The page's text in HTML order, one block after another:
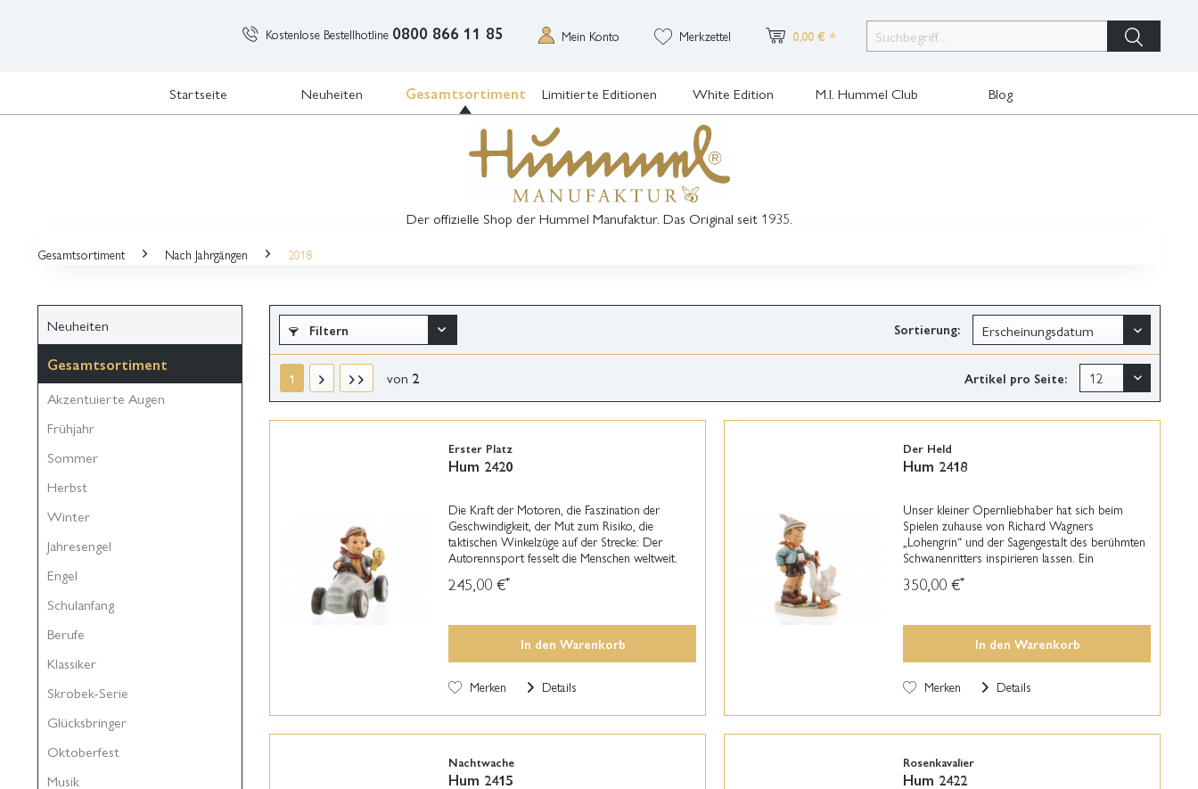
Kostenlose Bestellhotline 0800 866 11 85 Mein Konto Merkzettel 0,00 € *
Startseite Neuheiten Gesamtsortiment Limitierte Editionen White Edition M.I. Hummel Club Blog
Der offizielle Shop der Hummel Manufaktur. Das Original seit 1935.
Gesamtsortiment Nach Jahrgängen 2018
Neuheiten
Gesamtsortiment
Akzentuierte Augen
Frühjahr
Sommer
Herbst
Winter
Jahresengel
Engel
Schulanfang
Berufe
Klassiker
Skrobek-Serie
Glücksbringer
Oktoberfest
Musik
Filtern Sortierung:
1 von 2 Artikel pro Seite:
Erster Platz
Hum 2420
Die Kraft der Motoren, die Faszination der
Geschwindigkeit, der Mut zum Risiko, die
taktischen Winkelzüge auf der Strecke: Der
Autorennsport fesselt die Menschen weltweit.
Seit es Autos gibt, suchen Fahrer den
Wettbewerb – und Kinder...
245,00 €*
In den Warenkorb
Merken Details
Der Held
Hum 2418
Unser kleiner Opernliebhaber hat sich beim
Spielen zuhause von Richard Wagners
„Lohengrin“ und der Sagengestalt des berühmten
Schwanenritters inspirieren lassen. Ein
Notenblatt hat er zum Hut gefaltet, die
aufgemalten Noten gehören zur...
350,00 €*
In den Warenkorb
Merken Details
Nachtwache
Hum 2415
Rosenkavalier
Hum 2422